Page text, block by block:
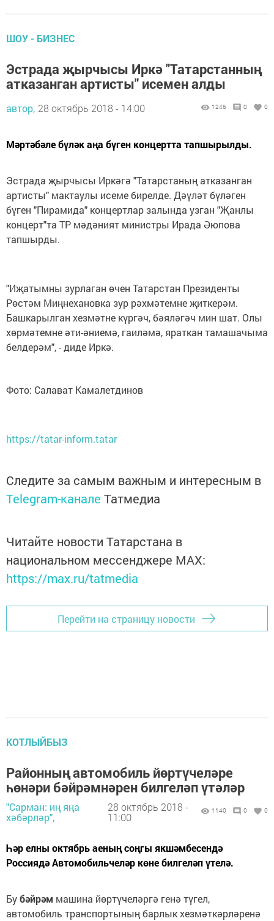
ШОУ - БИЗНЕС
Эстрада җырчысы Иркә "Татарстанның
атказанган артисты" исемен алды
автор, 28 октябрь 2018 - 14:00 1246 0 0
Мәртәбәле бүләк аңа бүген концертта тапшырылды.
Эстрада җырчысы Иркәгә "Татарстаның атказанган
артисты" мактаулы исеме бирелде. Дәүләт бүләген
бүген "Пирамида" концертлар залында узган "Җанлы
концерт"та ТР мәдәният министры Ирада Әюпова
тапшырды.
"Иҗатымны зурлаган өчен Татарстан Президенты
Рөстәм Миңнехановка зур рәхмәтемне җиткерәм.
Башкарылган хезмәтне күргәч, бәяләгәч мин шат. Олы
хөрмәтемне әти-әниемә, гаиләмә, яраткан тамашачыма
белдерәм", - диде Иркә.
Фото: Салават Камалетдинов
https://tatar-inform.tatar
Следите за самым важным и интересным в
Telegram-канале Татмедиа
Читайте новости Татарстана в
национальном мессенджере MАХ:
https://max.ru/tatmedia
Перейти на страницу новости
КОТЛЫЙБЫЗ
Районның автомобиль йөртүчеләре
һөнәри бәйрәмнәрен билгеләп үтәләр
"Сарман: иң яңа
хәбәрләр",
28 октябрь 2018 -
11:00
1140 0 0
Һәр елны октябрь аеның соңгы якшәмбесендә
Россиядә Автомобильчеләр көне билгеләп үтелә.
Бубәйрәм машина йөртүчеләргә генә түгел,
автомобиль транспортының барлык хезмәткәрләренә